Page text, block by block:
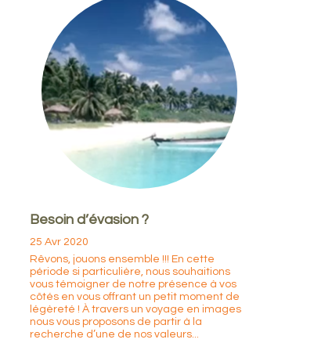
Besoin d’évasion ?
25 Avr 2020
Rêvons, jouons ensemble !!! En cette
période si particulière, nous souhaitions
vous témoigner de notre présence à vos
côtés en vous offrant un petit moment de
légèreté ! À travers un voyage en images
nous vous proposons de partir à la
recherche d’une de nos valeurs...